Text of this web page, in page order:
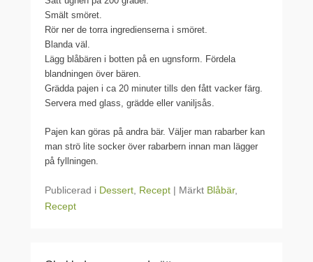
Smält smöret.
Rör ner de torra ingredienserna i smöret.
Blanda väl.
Lägg blåbären i botten på en ugnsform. Fördela
blandningen över bären.
Grädda pajen i ca 20 minuter tills den fått vacker färg.
Servera med glass, grädde eller vaniljsås.
Pajen kan göras på andra bär. Väljer man rabarber kan
man strö lite socker över rabarbern innan man lägger
på fyllningen.
Publicerad i Dessert, Recept | Märkt Blåbär,
Recept